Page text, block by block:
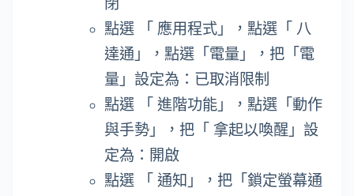
點選 「 應用程式」，點選「 八
達通」，點選「電量」，把「電
量」設定為：已取消限制
點選 「 進階功能」，點選「動作
與手勢」，把「 拿起以喚醒」設
定為：開啟
點選 「 通知」，把「鎖定螢幕通